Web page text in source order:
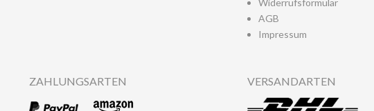
AGB
Impressum
ZAHLUNGSARTEN VERSANDARTEN